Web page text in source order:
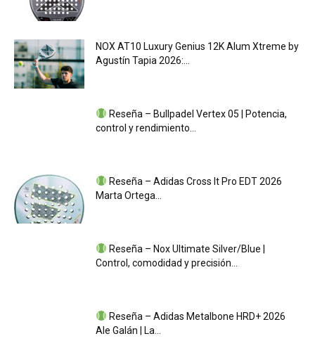
NOX AT10 Luxury Genius 12K Alum Xtreme by
Agustín Tapia 2026:…
Reseña – Bullpadel Vertex 05 | Potencia,
control y rendimiento…
Reseña – Adidas Cross It Pro EDT 2026
Marta Ortega…
Reseña – Nox Ultimate Silver/Blue |
Control, comodidad y precisión…
Reseña – Adidas Metalbone HRD+ 2026
Ale Galán | La…